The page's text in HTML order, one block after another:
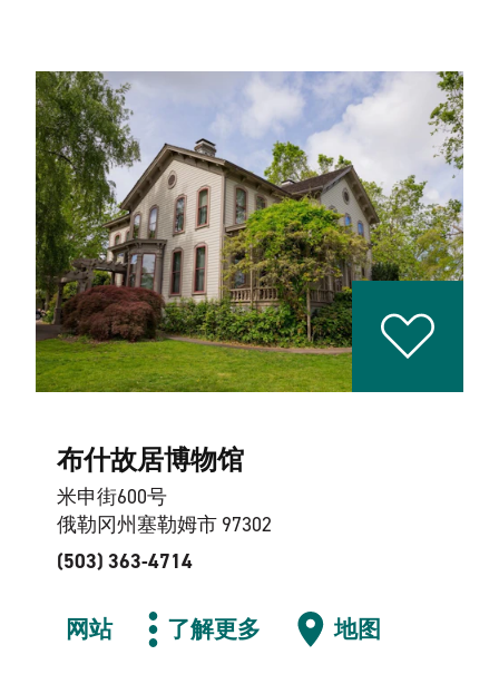
布什故居博物馆
米申街600号
俄勒冈州塞勒姆市 97302
(503) 363-4714
网站 了解更多 地图